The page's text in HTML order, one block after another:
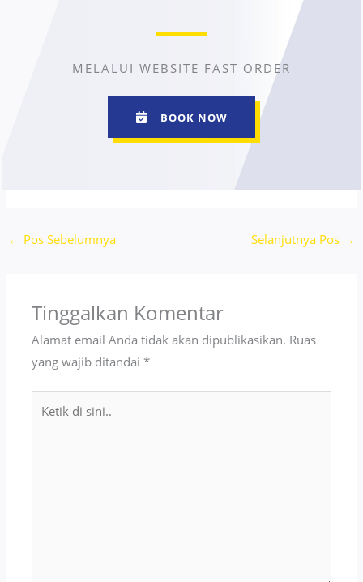
MELALUI WEBSITE FAST ORDER
BOOK NOW
← Pos Sebelumnya Selanjutnya Pos →
Tinggalkan Komentar
Alamat email Anda tidak akan dipublikasikan. Ruas
yang wajib ditandai*